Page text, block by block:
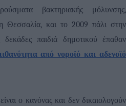
βακτηριακής μόλυνσης,
Θεσσαλία, και το 2009 πάλι στην
παιδιά δημοτικού έπαθαν
από νοροϊό και αδενοϊό
ο κανόνας και δεν δικαιολογούν